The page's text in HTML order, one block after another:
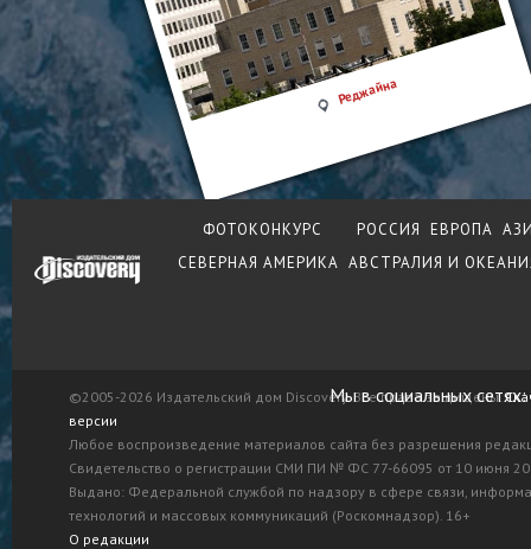
Реджайна
ФОТОКОНКУРС РОССИЯ ЕВРОПА
СЕВЕРНАЯ АМЕРИКА АВСТРАЛИЯ И
©2005-2026 Издательский дом Discovery. Все права защищены.
версии
Любое воспроизведение материалов сайта без разрешения
Свидетельство о регистрации СМИ ПИ № ФС 77-66095 от 10 июня
Выдано: Федеральной службой по надзору в сфере связи,
технологий и массовых коммуникаций (Роскомнадзор). 16+
О редакции
Мы в социальных сетях: